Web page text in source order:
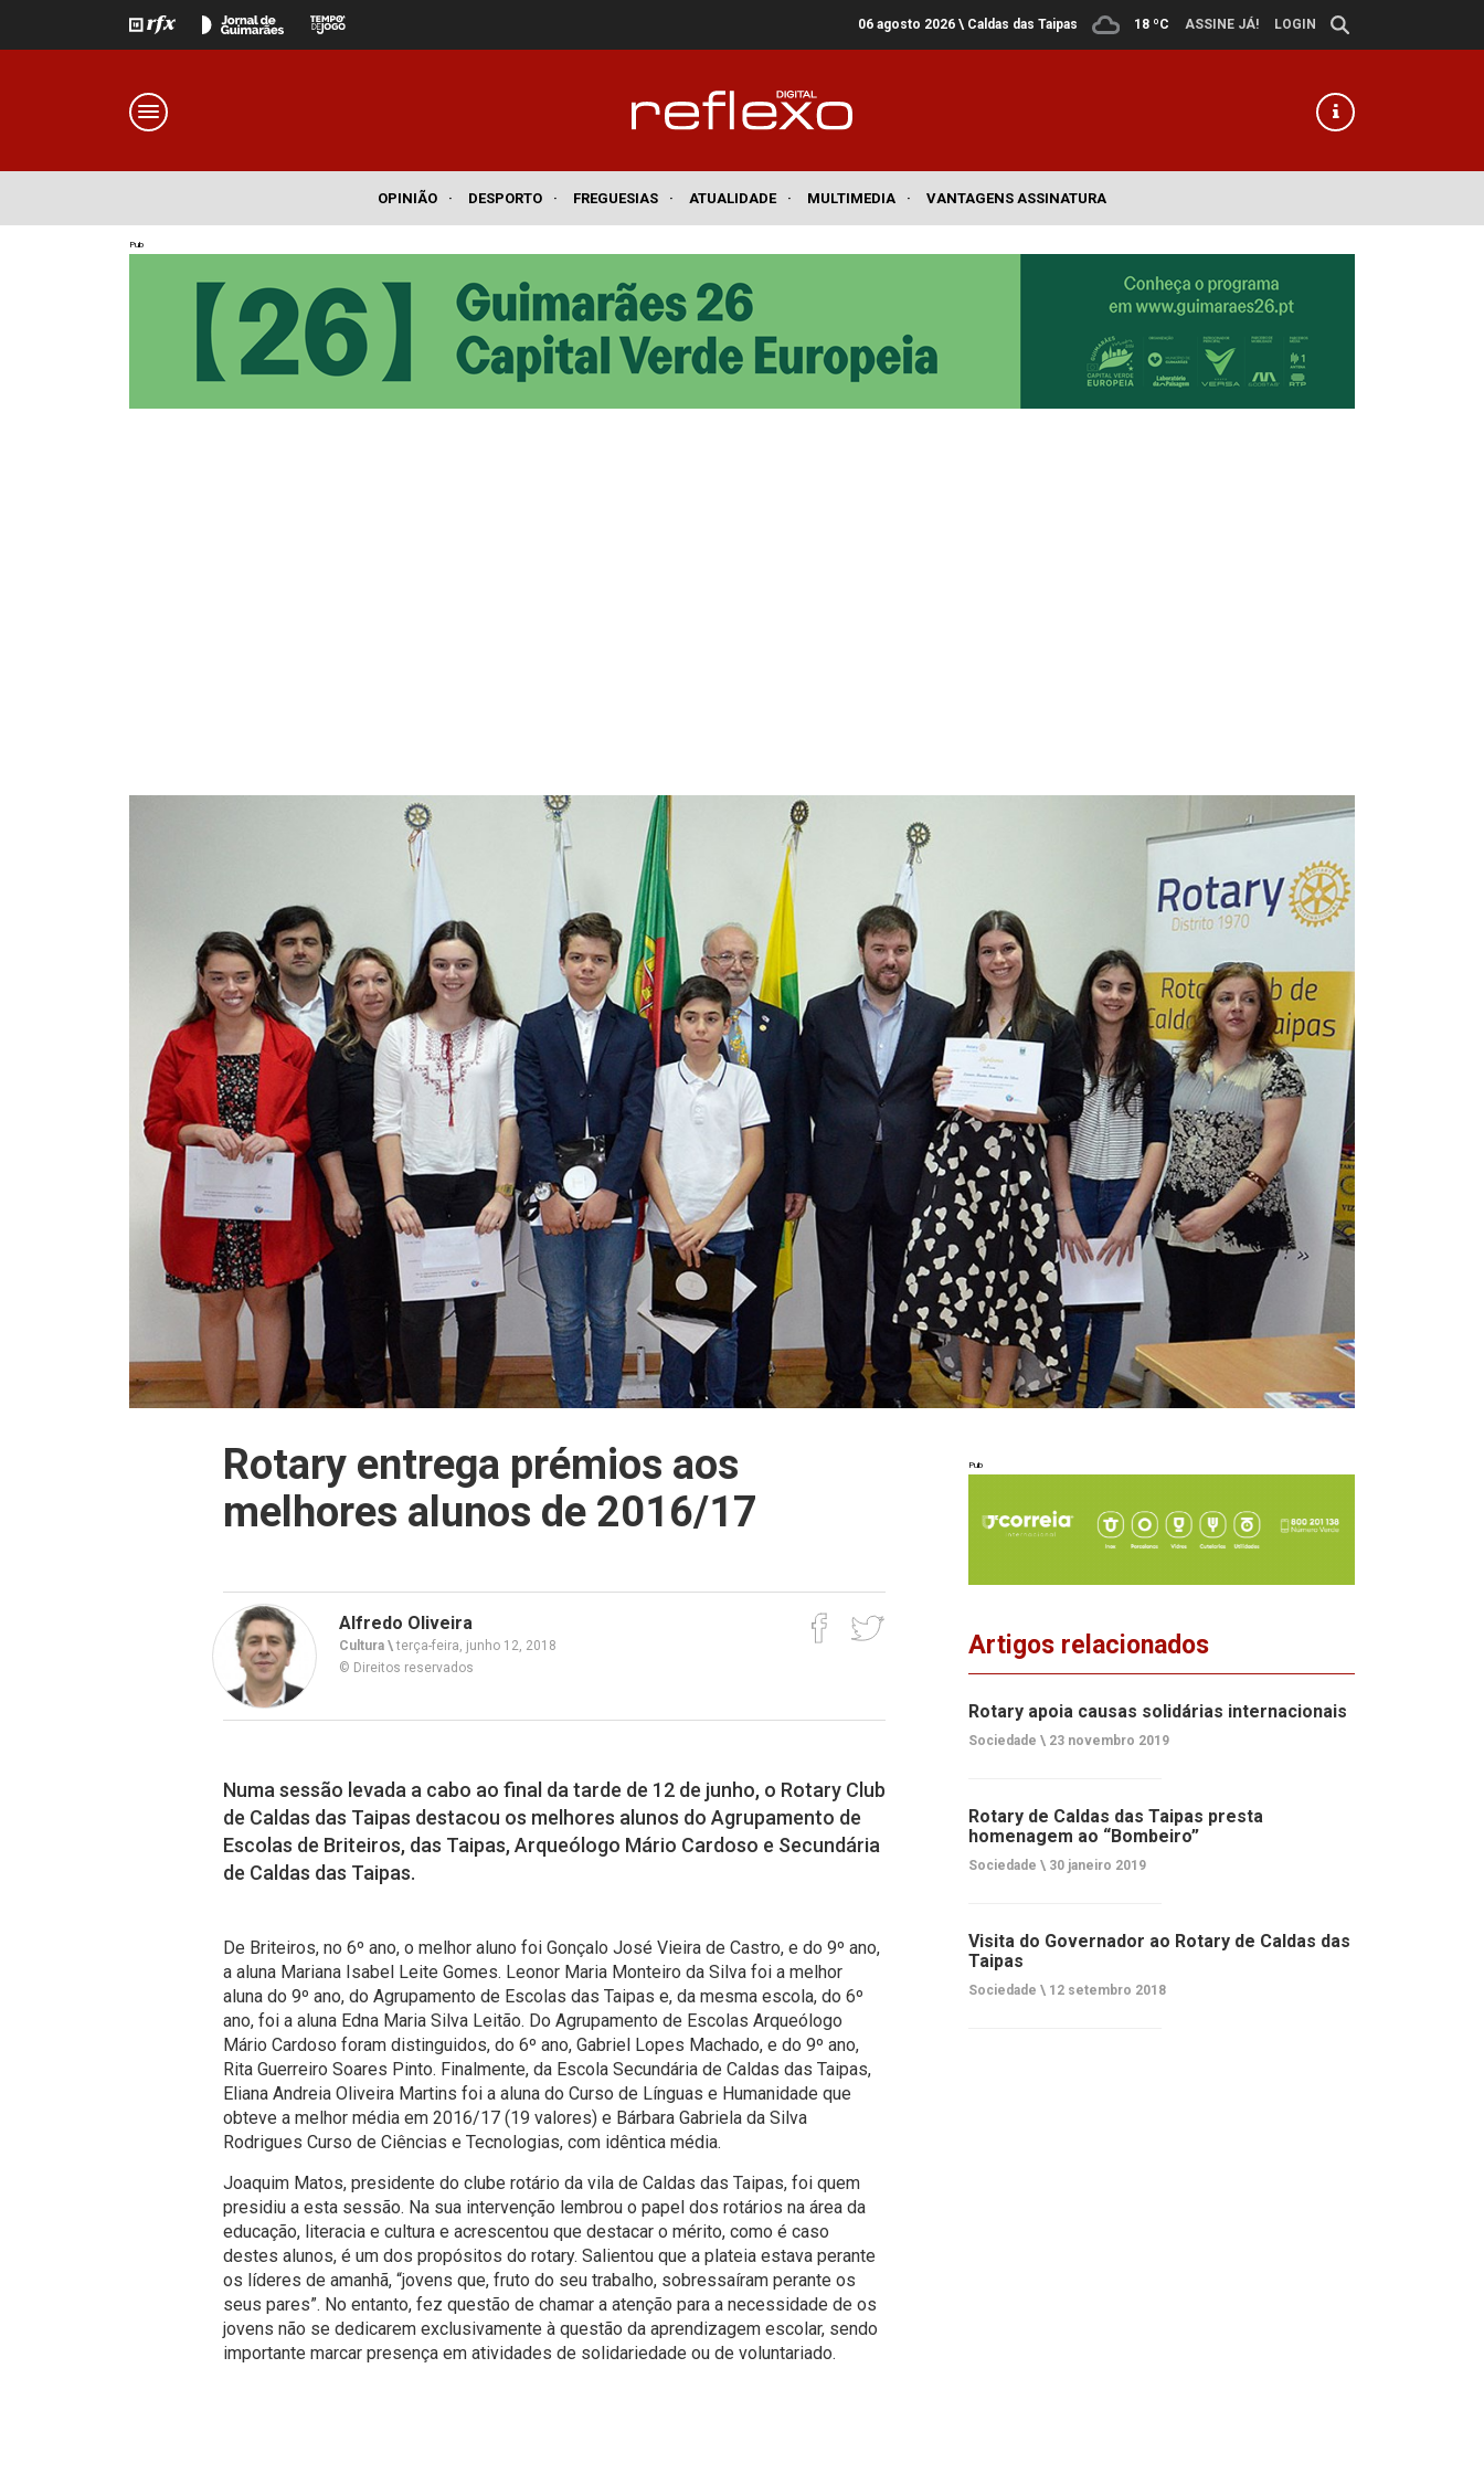
06 agosto 2026 \ Caldas das Taipas 18 ºC ASSINE JÁ! LOGIN
OPINIÃO · DESPORTO · FREGUESIAS · ATUALIDADE · MULTIMEDIA · VANTAGENS ASSINATURA
Pub
Rotary entrega prémios aos
melhores alunos de 2016/17
Alfredo Oliveira
Cultura \terça-feira, junho 12, 2018
© Direitos reservados
Numa sessão levada a cabo ao final da tarde de 12 de junho, o Rotary Club
de Caldas das Taipas destacou os melhores alunos do Agrupamento de
Escolas de Briteiros, das Taipas, Arqueólogo Mário Cardoso e Secundária
de Caldas das Taipas.
De Briteiros, no 6º ano, o melhor aluno foi Gonçalo José Vieira de Castro, e do 9º ano,
a aluna Mariana Isabel Leite Gomes. Leonor Maria Monteiro da Silva foi a melhor
aluna do 9º ano, do Agrupamento de Escolas das Taipas e, da mesma escola, do 6º
ano, foi a aluna Edna Maria Silva Leitão. Do Agrupamento de Escolas Arqueólogo
Mário Cardoso foram distinguidos, do 6º ano, Gabriel Lopes Machado, e do 9º ano,
Rita Guerreiro Soares Pinto. Finalmente, da Escola Secundária de Caldas das Taipas,
Eliana Andreia Oliveira Martins foi a aluna do Curso de Línguas e Humanidade que
obteve a melhor média em 2016/17 (19 valores) e Bárbara Gabriela da Silva
Rodrigues Curso de Ciências e Tecnologias, com idêntica média.
Joaquim Matos, presidente do clube rotário da vila de Caldas das Taipas, foi quem
presidiu a esta sessão. Na sua intervenção lembrou o papel dos rotários na área da
educação, literacia e cultura e acrescentou que destacar o mérito, como é caso
destes alunos, é um dos propósitos do rotary. Salientou que a plateia estava perante
os líderes de amanhã, “jovens que, fruto do seu trabalho, sobressaíram perante os
seus pares”. No entanto, fez questão de chamar a atenção para a necessidade de os
jovens não se dedicarem exclusivamente à questão da aprendizagem escolar, sendo
importante marcar presença em atividades de solidariedade ou de voluntariado.
Pub
Artigos relacionados
Rotary apoia causas solidárias internacionais
Sociedade \ 23 novembro 2019
Rotary de Caldas das Taipas presta
homenagem ao “Bombeiro”
Sociedade \ 30 janeiro 2019
Visita do Governador ao Rotary de Caldas das
Taipas
Sociedade \ 12 setembro 2018